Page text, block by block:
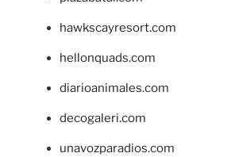
hawkscayresort.com
hellonquads.com
diarioanimales.com
decogaleri.com
unavozparadios.com